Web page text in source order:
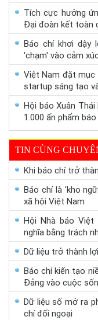
Tích cực hưởng
Đại đoàn kết toàn
Báo chí khơi dậy
'chạm' vào cảm
Việt Nam đặt mục
startup sáng tạo
Hội báo Xuân
1.000 ấn phẩm báo
TIN CÙNG
Khi báo chí trở
Báo chí là 'kho
xã hội Việt Nam
Hội Nhà báo Việt
nghĩa bằng trách
Dữ liệu trở thành
Báo chí kiến tạo
Đảng vào cuộc
Dữ liệu số mở ra
chí đối ngoại